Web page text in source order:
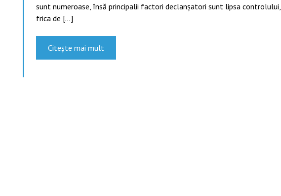
sunt numeroase, însă principalii factori declanşatori sunt lipsa controlului,
frica de […]
Citește mai mult